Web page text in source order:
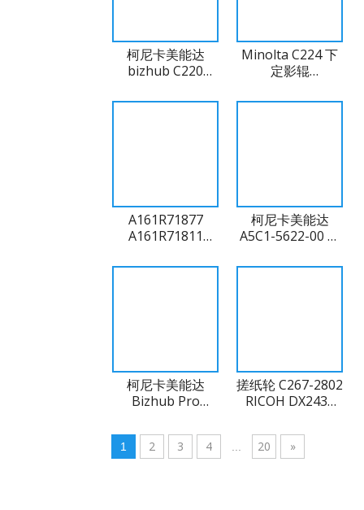
柯尼卡美能达
bizhub C220
DR311K DR311C
Minolta C224 下
定影辊
Lower（兼容）
A161R71877
A161R71811
卡美能达 C220 定
柯尼卡美能达
A5C1-5622-00 新
容）
柯尼卡美能达
Bizhub Pro
C6500 C6501
OPC Drum
搓纸轮 C267-2802
RICOH DX2430
1 2 3 4 20 »